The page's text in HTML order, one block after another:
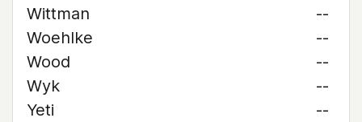
Wittman
--
Woehlke
--
Wood
--
Wyk
--
Yeti
--